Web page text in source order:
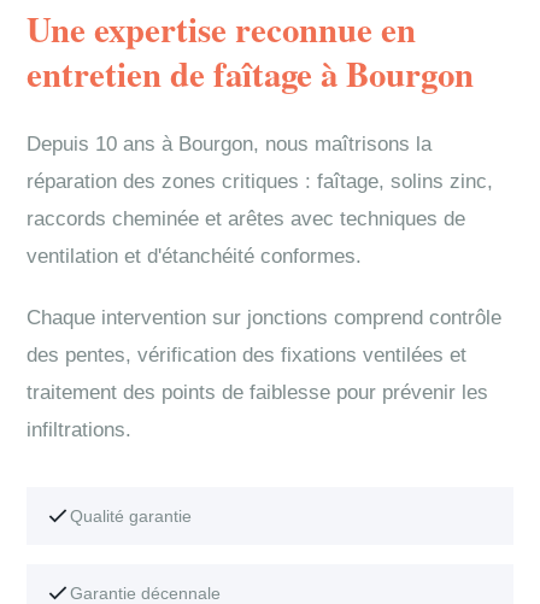
Une expertise reconnue en
entretien de faîtage à Bourgon
Depuis 10 ans à Bourgon, nous maîtrisons la
réparation des zones critiques : faîtage, solins zinc,
raccords cheminée et arêtes avec techniques de
ventilation et d'étanchéité conformes.
Chaque intervention sur jonctions comprend contrôle
des pentes, vérification des fixations ventilées et
traitement des points de faiblesse pour prévenir les
infiltrations.
Qualité garantie
Garantie décennale